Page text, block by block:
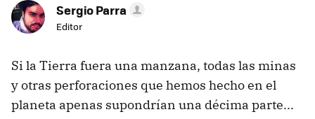
Sergio Parra
Editor
Si la Tierra fuera una manzana, todas las minas
y otras perforaciones que hemos hecho en el
planeta apenas supondrían una décima parte...